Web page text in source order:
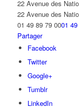
22 Avenue des
22 Avenue des
01 49 89 79 0001
Partager
Facebook
Twitter
Google+
Tumblr
LinkedIn